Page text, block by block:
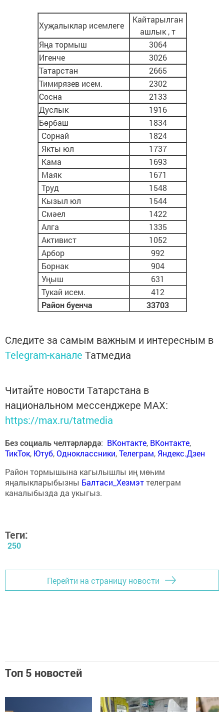
Хуҗалыклар исемлеге
Кайтарылган
ашлык , т
Яңа тормыш
3064
Игенче
3026
Татарстан
2665
Тимирязев исем.
2302
Сосна
2133
Дуслык
1916
Бөрбаш
1834
Сорнай
1824
Якты юл
1737
Кама
1693
Маяк
1671
Труд
1548
Кызыл юл
1544
Смәел
1422
Алга
1335
Активист
1052
Арбор
992
Борнак
904
Уңыш
631
Тукай исем.
412
Район буенча
33703
Следите за самым важным и интересным в
Telegram-канале Татмедиа
Читайте новости Татарстана в
национальном мессенджере MАХ:
https://max.ru/tatmedia
Без социаль челтәрләрдә: ВКонтакте, ВКонтакте,
ТикТок, Ютуб,Одноклассники,Телеграм, Яндекс.Дзен
Район тормышына кагылышлы иң мөһим
яңалыкларыбызны Балтаси_Хезмэттелеграм
каналыбызда да укыгыз.
Теги:
250
Перейти на страницу новости
Топ 5 новостей